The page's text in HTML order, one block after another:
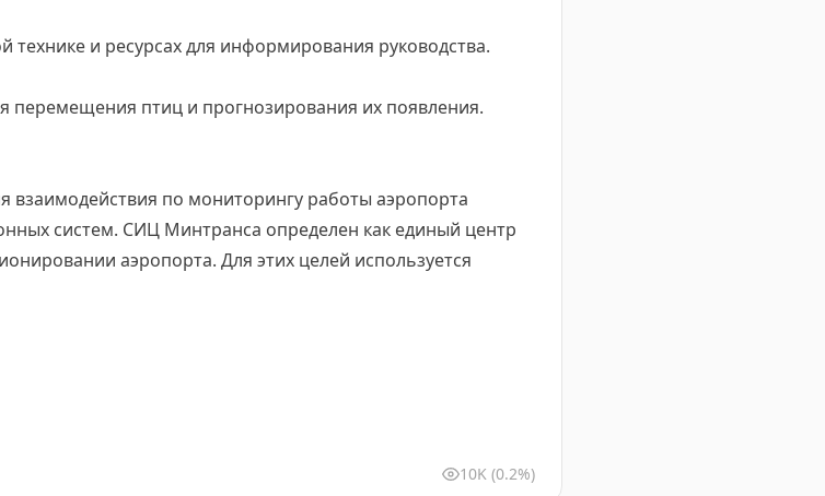
технике и ресурсах для информирования руководства.
перемещения птиц и прогнозирования их появления.
взаимодействия по мониторингу работы аэропорта
систем. СИЦ Минтранса определен как единый центр
аэропорта. Для этих целей используется
10K (0.2%)